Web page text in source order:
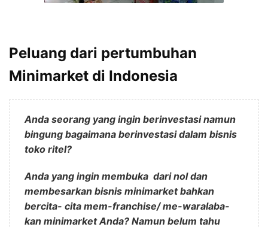
Peluang dari pertumbuhan
Minimarket di Indonesia
Anda seorang yang ingin berinvestasi namun
bingung bagaimana berinvestasi dalam bisnis
toko ritel?
Anda yang ingin membuka dari nol dan
membesarkan bisnis minimarket bahkan
bercita- cita mem-franchise/ me-waralaba-
kan minimarket Anda? Namun belum tahu